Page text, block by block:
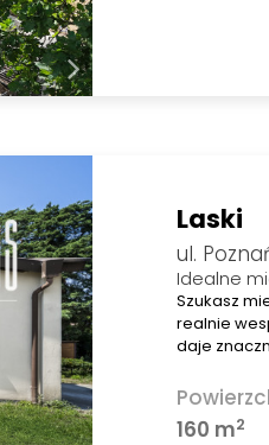
Laski
ul.
Idealne
Szukasz
realnie
daje
160 m2